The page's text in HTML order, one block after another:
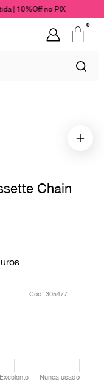
| 10%Off no PIX
0
Chain
: 305477
Excelente Nunca usado